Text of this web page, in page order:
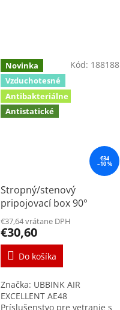
Novinka
Vzduchotesné
Antibakteriálne
Antistatické
€34
–10 %
Stropný/stenový
pripojovací box 90°
1xDN90mm na ventil
125mm
€37,64 vrátane DPH
€30,60
Do košíka
Značka: UBBINK AIR
EXCELLENT AE48
Príslušenstvo pre vetranie s
Kód: 188188